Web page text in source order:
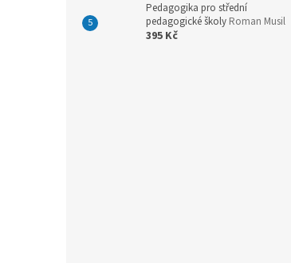
Pedagogika pro střední
pedagogické školy Roman Musil
395 Kč